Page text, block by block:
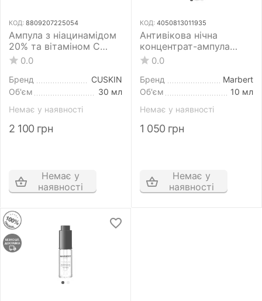
КОД: 8809207225054
Ампула з ніацинамідом
20% та вітаміном С
CUSKIN Dr.Solution
Niacin 20% Vitamin C
Ampoule 30 мл
0.0
Бренд
CUSKIN
Об'єм
30 мл
Немає у наявності
2 100 грн
Немає у
наявності
КОД: 4050813011935
Антивікова нічна
концентрат-ампула
Marbert Profutura Anti-
Aging Night Concentrate
10 мл
0.0
Бренд
Marbert
Об'єм
10 мл
Немає у наявності
1 050 грн
Немає у
наявності